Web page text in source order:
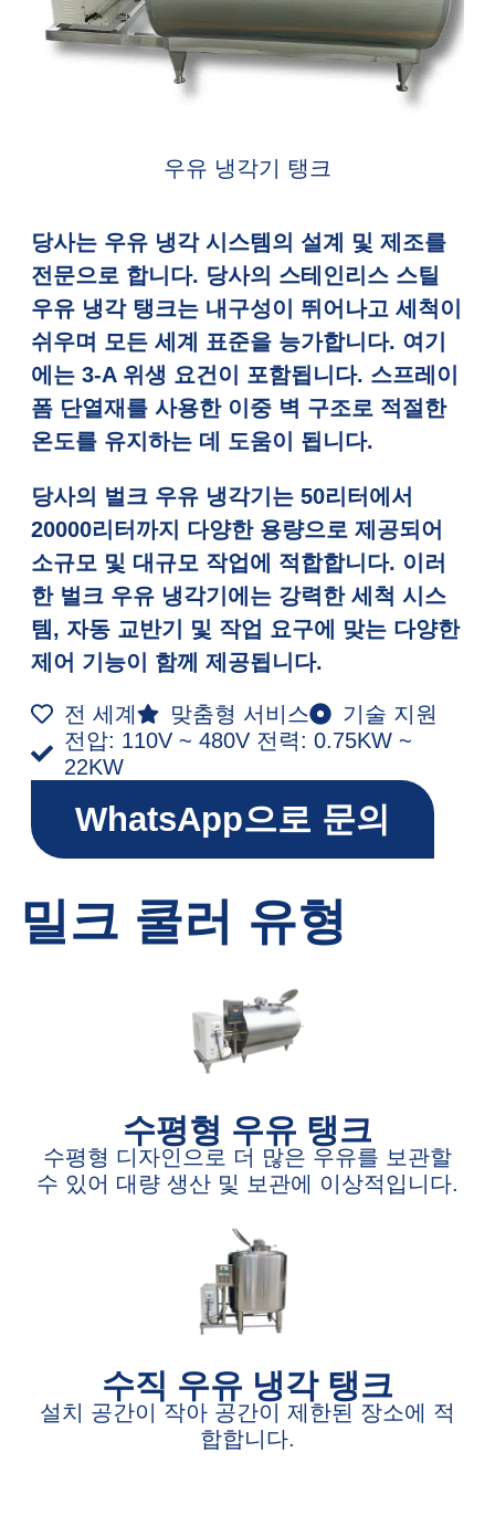
우유 냉각기 탱크
당사는 우유 냉각 시스템의 설계 및 제조를
전문으로 합니다. 당사의 스테인리스 스틸
우유 냉각 탱크는 내구성이 뛰어나고 세척이
쉬우며 모든 세계 표준을 능가합니다. 여기
에는 3-A 위생 요건이 포함됩니다. 스프레이
폼 단열재를 사용한 이중 벽 구조로 적절한
온도를 유지하는 데 도움이 됩니다.
당사의 벌크 우유 냉각기는 50리터에서
20000리터까지 다양한 용량으로 제공되어
소규모 및 대규모 작업에 적합합니다. 이러
한 벌크 우유 냉각기에는 강력한 세척 시스
템, 자동 교반기 및 작업 요구에 맞는 다양한
제어 기능이 함께 제공됩니다.
전 세계 맞춤형 서비스
기술 지원
전압: 110V ~ 480V 전력: 0.75KW ~
22KW
WhatsApp으로 문의
밀크 쿨러 유형
수평형 우유 탱크
수평형 디자인으로 더 많은 우유를 보관할
수 있어 대량 생산 및 보관에 이상적입니다.
수직 우유 냉각 탱크
설치 공간이 작아 공간이 제한된 장소에 적
합합니다.